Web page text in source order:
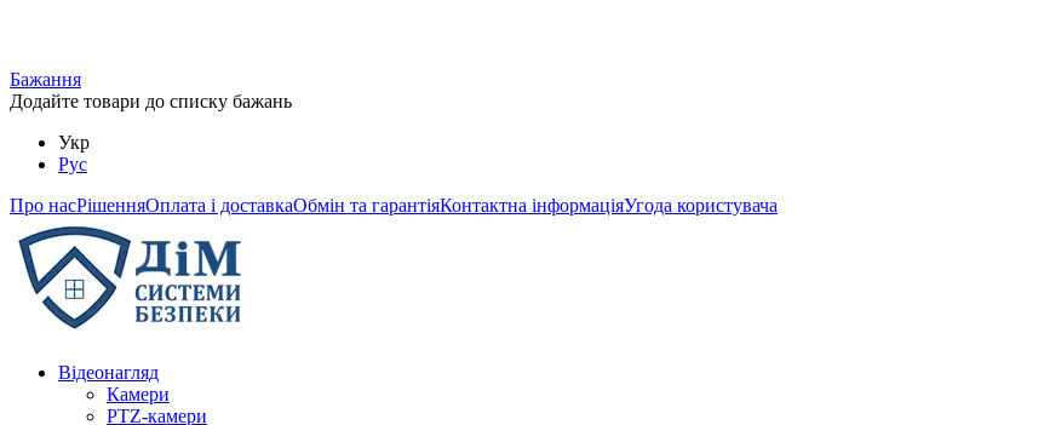
Бажання
Додайте товари до списку бажань
Укр
Рус
Про насРішенняОплата і доставкаОбмін та гарантіяКонтактна інформаціяУгода користувача
Відеонагляд
Камери
PTZ-камери